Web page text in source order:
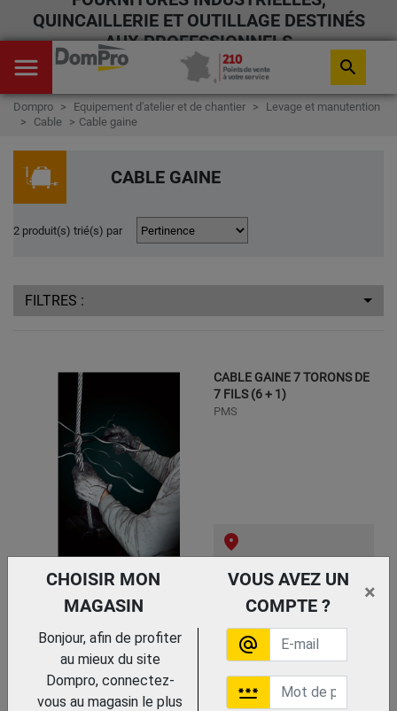
QUINCAILLERIE ET OUTILLAGE DESTINÉS
AUX PROFESSIONNELS
menu search
Dompro Equipement d'atelier et de chantier
Levage et manutention
Cable
Cable gaine
CABLE GAINE
2 produit(s) trié(s) par
FILTRES :
CABLE GAINE 7 TORONS DE
7 FILS (6 + 1)
PMS
CABLE GAINE PVC 7
VIGOUROUX
CHOISIR MON
MAGASIN
VOUS AVEZ UN
COMPTE ?
×
Bonjour, afin de profiter
au mieux du site
Dompro, connectez-
vous au magasin le plus
alternate_email
password